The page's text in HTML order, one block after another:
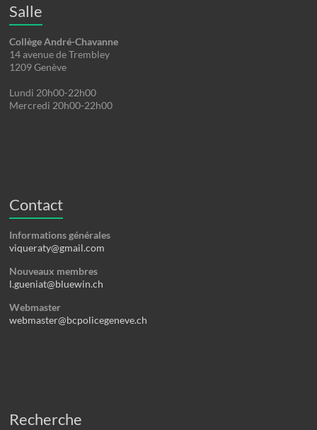
Salle
Collège André-Chavanne
14 avenue de Trembley
1209 Genève
Lundi 20h00-22h00
Mercredi 20h00-22h00
Contact
Informations générales
viqueraty@gmail.com
Nouveaux membres
l.gueniat@bluewin.ch
Webmaster
webmaster@bcpolicegeneve.ch
Recherche